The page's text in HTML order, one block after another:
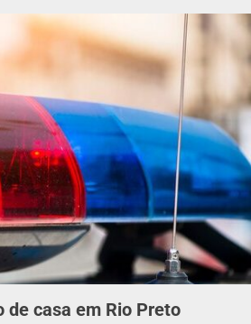
casa em Rio Preto